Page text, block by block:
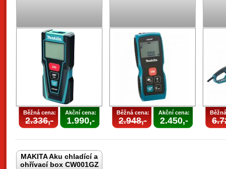
Běžná cena:
2.336,-
Akční cena:
1.990,-
Běžná cena:
2.948,-
Akční cena:
2.450,-
MAKITA Aku chladící a
ohřívací box CW001GZ